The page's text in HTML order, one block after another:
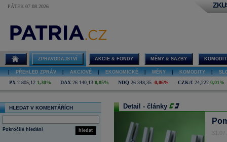
PÁTEK 07.08.2026
ZPRAVODAJSTVÍ AKCIE & FONDY MĚNY & SAZBY
PŘEHLED ZPRÁV AKCIOVÉ EKONOMICKÉ MĚNY KOMODITY
PX 2 805,12 1,30% DAX 26 140,13 0,05% NDQ 26 348,35 -0,06% CZK/€ 24,222 0,01%
HLEDAT V KOMENTÁŘÍCH
hledat
Pokročilé hledání
Detail - články